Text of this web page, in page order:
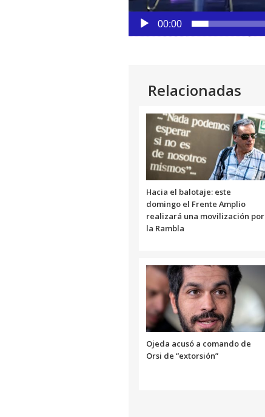
00:00
Relacionadas
Hacia el balotaje: este
domingo el Frente Amplio
realizará una movilización por
la Rambla
Ojeda acusó a comando de
Orsi de “extorsión”